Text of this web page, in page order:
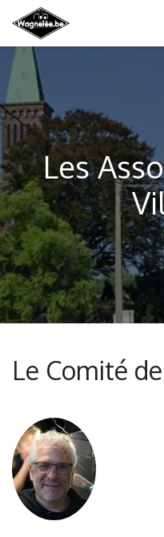
SE RENDRE AU CONTENU
Les
Le Comité